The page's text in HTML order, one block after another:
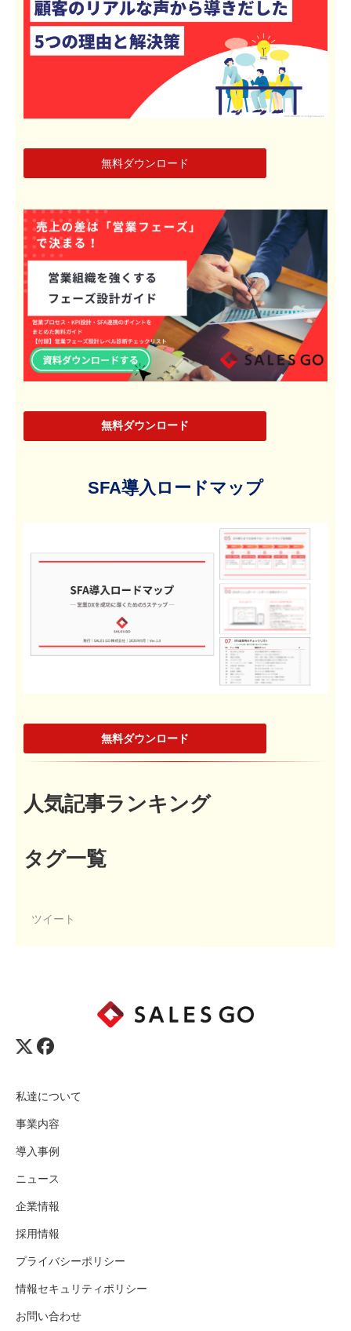
無料ダウンロード
無料ダウンロード
SFA導入ロードマップ
無料ダウンロード
人気記事ランキング
タグ一覧
ツイート
私達について
事業内容
導入事例
ニュース
企業情報
採用情報
プライバシーポリシー
情報セキュリティポリシー
お問い合わせ